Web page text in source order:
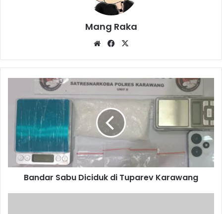
Mang Raka
WebsiteFacebook
Diciduk
Tuparev
Karawang
Bandar Sabu Diciduk di Tuparev Karawang